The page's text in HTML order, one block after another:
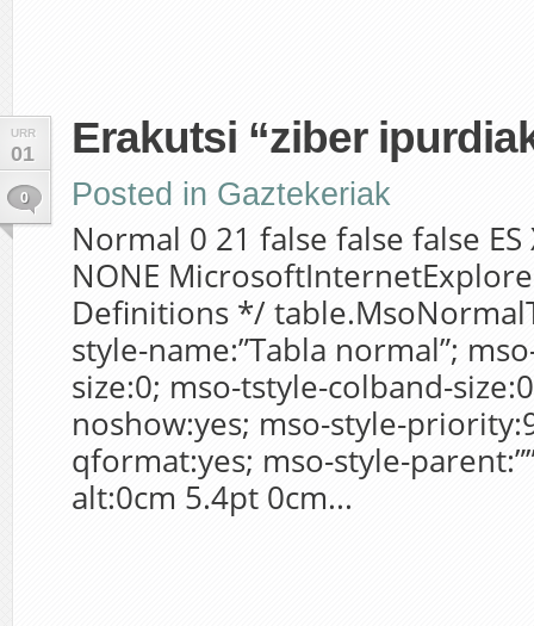
URR
01
0
Erakutsi “ziber
Posted in Gaztekeriak
Normal 0 21 false false false ES
NONE
Definitions */
style-name:”Tabla normal”;
size:0; mso-tstyle-colband-
noshow:yes; mso-style-
qformat:yes; mso-style-
alt:0cm 5.4pt 0cm...